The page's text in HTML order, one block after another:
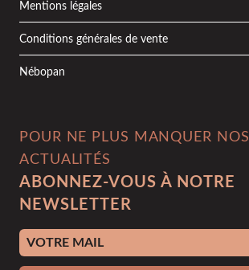
Mentions légales
Conditions générales de vente
Nébopan
POUR NE PLUS MANQUER NOS
ACTUALITÉS
ABONNEZ-VOUS À NOTRE
NEWSLETTER
Adresse e-mail